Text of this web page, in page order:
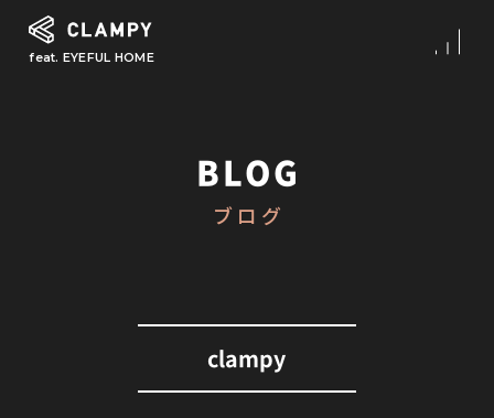
feat. EYEFUL HOME
Our Works
BLOG
ブログ
clampy